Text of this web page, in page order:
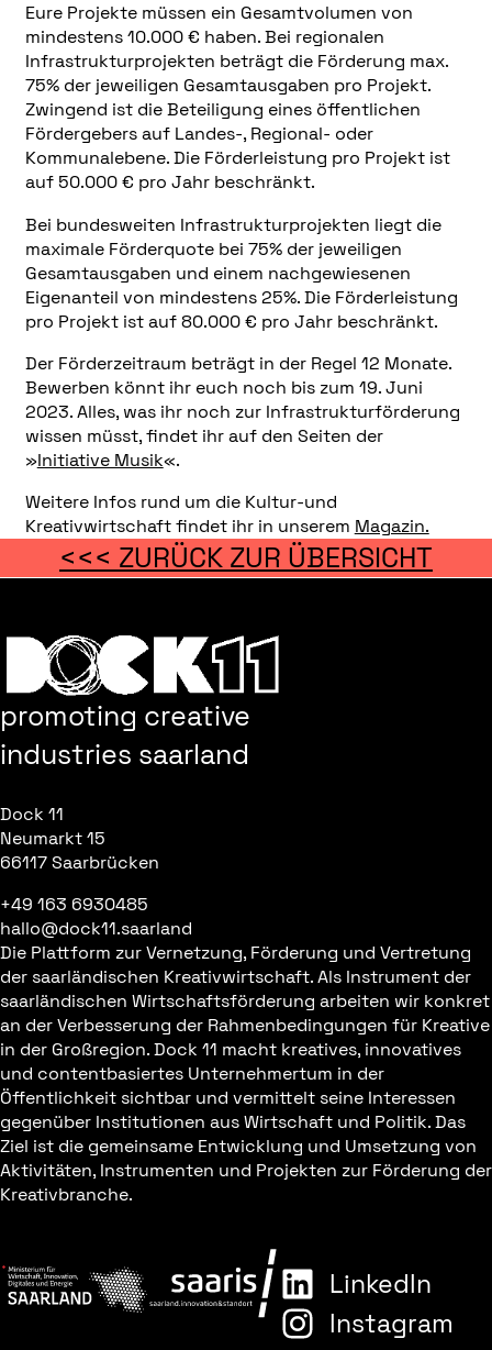
Eure Projekte müssen ein Gesamtvolumen von
mindestens 10.000 € haben. Bei regionalen
Infrastrukturprojekten beträgt die Förderung max.
75% der jeweiligen Gesamtausgaben pro Projekt.
Zwingend ist die Beteiligung eines öffentlichen
Fördergebers auf Landes-, Regional- oder
Kommunalebene. Die Förderleistung pro Projekt ist
auf 50.000 € pro Jahr beschränkt.
Bei bundesweiten Infrastrukturprojekten liegt die
maximale Förderquote bei 75% der jeweiligen
Gesamtausgaben und einem nachgewiesenen
Eigenanteil von mindestens 25%. Die Förderleistung
pro Projekt ist auf 80.000 € pro Jahr beschränkt.
Der Förderzeitraum beträgt in der Regel 12 Monate.
Bewerben könnt ihr euch noch bis zum 19. Juni
2023. Alles, was ihr noch zur Infrastrukturförderung
wissen müsst, findet ihr auf den Seiten der
»Initiative Musik«.
Weitere Infos rund um die Kultur-und
Kreativwirtschaft findet ihr in unserem Magazin.
<<< ZURÜCK ZUR ÜBERSICHT
promoting creative
industries saarland
Dock 11
Neumarkt 15
66117 Saarbrücken
+49 163 6930485
hallo@dock11.saarland
Die Plattform zur Vernetzung, Förderung und Vertretung
der saarländischen Kreativwirtschaft. Als Instrument der
saarländischen Wirtschaftsförderung arbeiten wir konkret
an der Verbesserung der Rahmenbedingungen für Kreative
in der Großregion. Dock 11 macht kreatives, innovatives
und contentbasiertes Unternehmertum in der
Öffentlichkeit sichtbar und vermittelt seine Interessen
gegenüber Institutionen aus Wirtschaft und Politik. Das
Ziel ist die gemeinsame Entwicklung und Umsetzung von
Aktivitäten, Instrumenten und Projekten zur Förderung der
Kreativbranche.
LinkedIn
Instagram